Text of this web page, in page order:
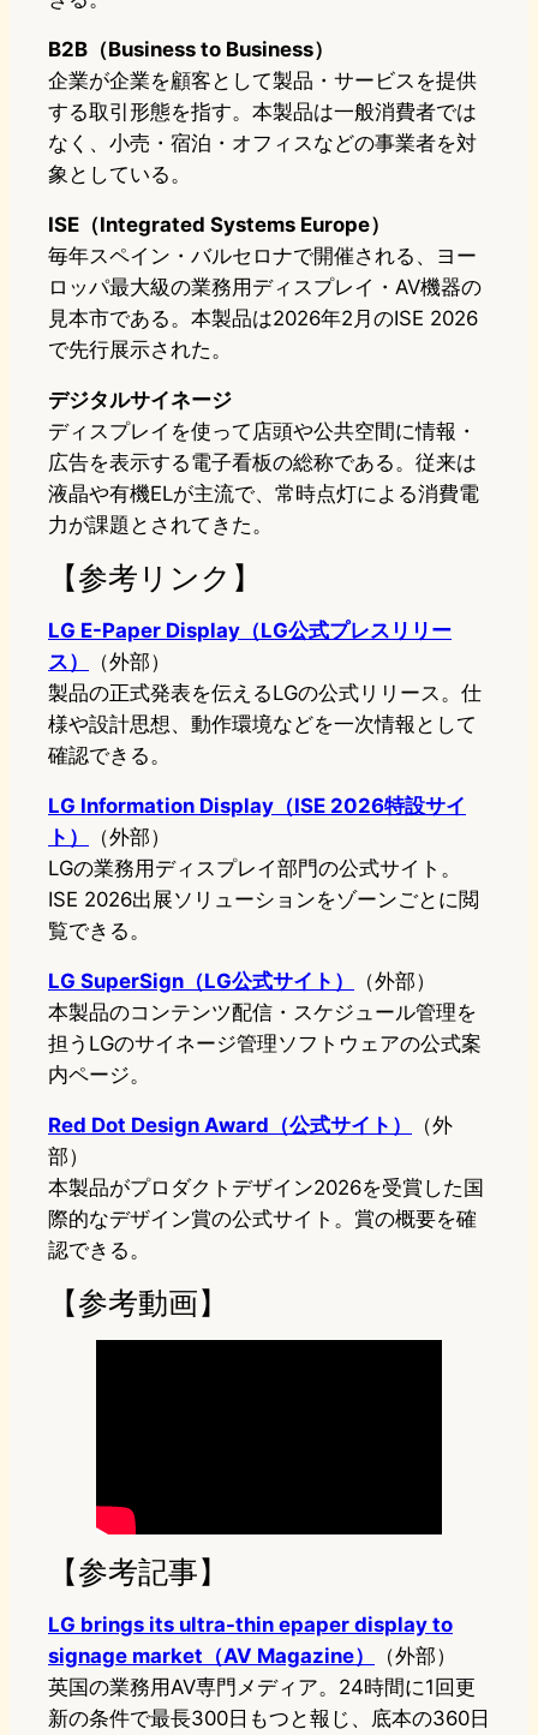
B2B（Business to Business）
企業が企業を顧客として製品・サービスを提供
する取引形態を指す。本製品は一般消費者では
なく、小売・宿泊・オフィスなどの事業者を対
象としている。
ISE（Integrated Systems Europe）
毎年スペイン・バルセロナで開催される、ヨー
ロッパ最大級の業務用ディスプレイ・AV機器の
見本市である。本製品は2026年2月のISE 2026
で先行展示された。
デジタルサイネージ
ディスプレイを使って店頭や公共空間に情報・
広告を表示する電子看板の総称である。従来は
液晶や有機ELが主流で、常時点灯による消費電
力が課題とされてきた。
【参考リンク】
LG E-Paper Display（LG公式プレスリリー
ス）
（外部）
製品の正式発表を伝えるLGの公式リリース。仕
様や設計思想、動作環境などを一次情報として
確認できる。
LG Information Display（ISE 2026特設サイ
ト）
（外部）
LGの業務用ディスプレイ部門の公式サイト。
ISE 2026出展ソリューションをゾーンごとに閲
覧できる。
LG SuperSign（LG公式サイト）
（外部）
本製品のコンテンツ配信・スケジュール管理を
担うLGのサイネージ管理ソフトウェアの公式案
内ページ。
Red Dot Design Award（公式サイト）
（外
部）
本製品がプロダクトデザイン2026を受賞した国
際的なデザイン賞の公式サイト。賞の概要を確
認できる。
【参考動画】
【参考記事】
LG brings its ultra-thin epaper display to
signage market（AV Magazine）
（外部）
英国の業務用AV専門メディア。24時間に1回更
新の条件で最長300日もつと報じ、底本の360日